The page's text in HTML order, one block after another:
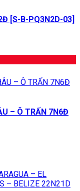
[S-B-PQ3N2D-03]
– Ô TRẤN 7N6Đ